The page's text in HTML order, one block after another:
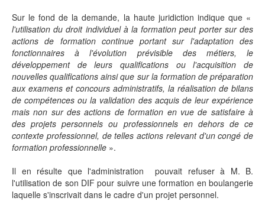
Sur le fond de la demande, la haute juridiction indique que «
l'utilisation du droit individuel à la formation peut porter sur des
actions de formation continue portant sur l'adaptation des
fonctionnaires à l'évolution prévisible des métiers, le
développement de leurs qualifications ou l'acquisition de
nouvelles qualifications ainsi que sur la formation de préparation
aux examens et concours administratifs, la réalisation de bilans
de compétences ou la validation des acquis de leur expérience
mais non sur des actions de formation en vue de satisfaire à
des projets personnels ou professionnels en dehors de ce
contexte professionnel, de telles actions relevant d'un congé de
formation professionnelle ».
Il en résulte que l'administration pouvait refuser à M. B.
l'utilisation de son DIF pour suivre une formation en boulangerie
laquelle s'inscrivait dans le cadre d'un projet personnel.